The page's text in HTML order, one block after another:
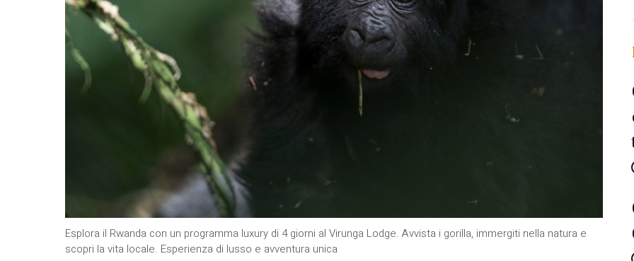
Esplora il Rwanda con un programma luxury di 4 giorni al Virunga Lodge. Avvista i gorilla, immergiti nella natura e
scopri la vita locale. Esperienza di lusso e avventura unica